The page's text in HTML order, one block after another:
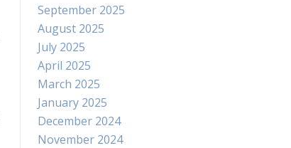
September 2025
August 2025
July 2025
April 2025
March 2025
January 2025
December 2024
November 2024